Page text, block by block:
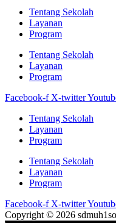
Tentang Sekolah
Layanan
Program
Tentang Sekolah
Layanan
Program
Facebook-f X-twitter
Tentang Sekolah
Layanan
Program
Tentang Sekolah
Layanan
Program
Facebook-f X-twitter
Copyright © 2026